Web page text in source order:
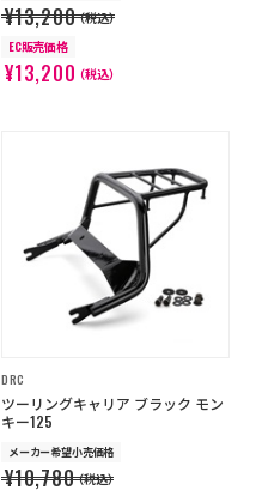
¥13,200（税込）
EC販売価格
¥13,200（税込）
DRC
ツーリングキャリア ブラック モン
キー125
メーカー希望小売価格
¥10,780（税込）